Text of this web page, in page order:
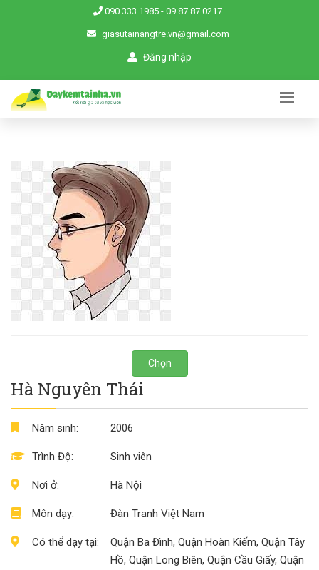
090.333.1985 - 09.87.87.0217
giasutainangtre.vn@gmail.com
Đăng nhập
Chọn
Hà Nguyên Thái
Năm sinh:
Trình Độ:
Nơi ở:
Môn dạy:
Có thể dạy tại:
2006
Sinh viên
Hà Nội
Đàn Tranh Việt Nam
Quận Ba Đình, Quận Hoàn Kiếm, Quận Tây
Hồ, Quận Long Biên, Quận Cầu Giấy, Quận